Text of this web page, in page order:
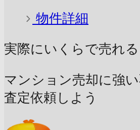
物件詳細
実際にいくらで売れる
マンション売却に強
査定依頼しよう